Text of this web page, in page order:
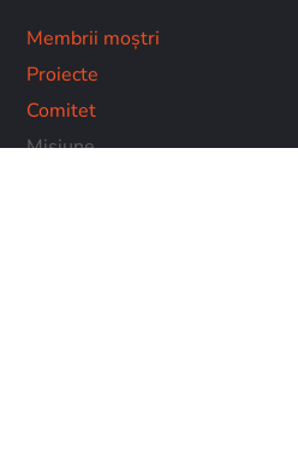
Membrii moștri
Proiecte
Comitet
Misiune